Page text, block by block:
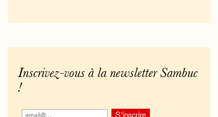
Inscrivez-vous à la newsletter Sambuc
!